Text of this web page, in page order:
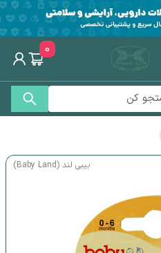
0
بیبی لند (Baby Land)